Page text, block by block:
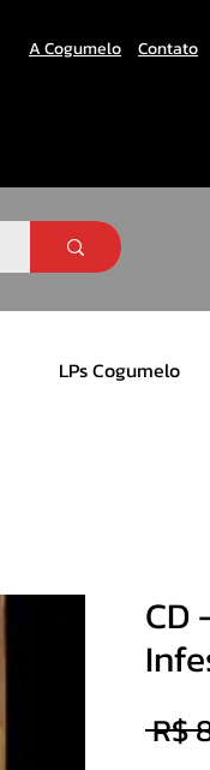
A Cogumelo Contato
LPs Cogumelo
CD
R$